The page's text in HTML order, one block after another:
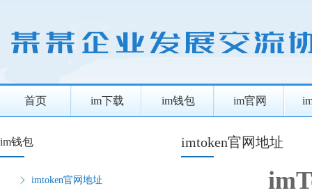
首页 im下载 im钱包 im官网
im钱包
imtoken官网地址
imtoken官网地址